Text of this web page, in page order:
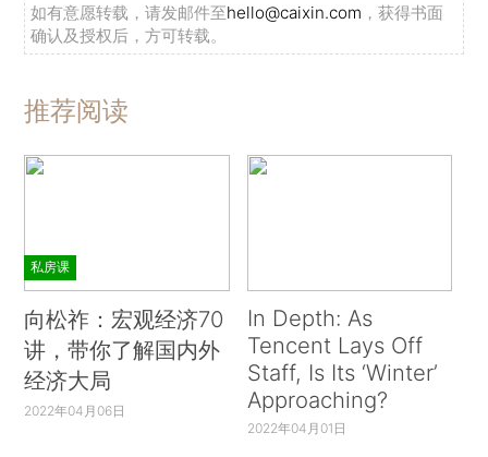
如有意愿转载，请发邮件至hello@caixin.com ，获得书面
确认及授权后，方可转载。
推荐阅读
私房课
向松祚：宏观经济70
讲，带你了解国内外
经济大局
2022年04月06日
In Depth: As
Tencent Lays Off
Staff, Is Its ‘Winter’
Approaching?
2022年04月01日